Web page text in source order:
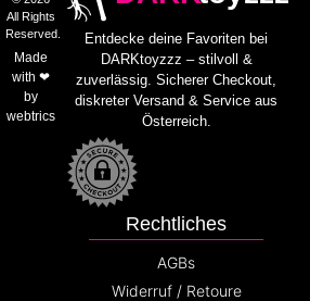
Entdecke deine Favoriten bei
DARKtoyzzz – stilvoll &
zuverlässig. Sicherer Checkout,
diskreter Versand & Service aus
Österreich.
Rechtliches
AGBs
Widerruf / Retoure
All Rights
Reserved.
Made
with ❤
by
webtrics